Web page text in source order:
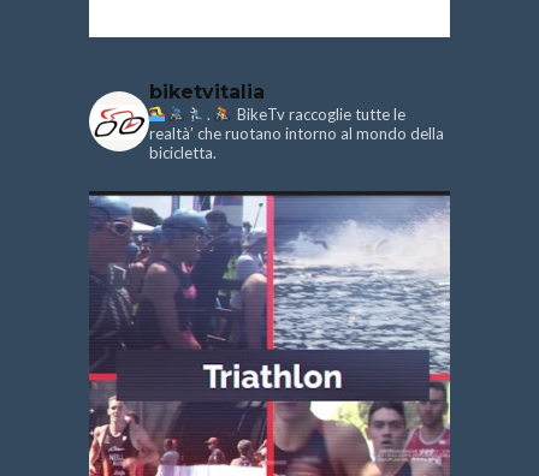
biketvitalia
.
BikeTv raccoglie tutte le
realtà’ che ruotano intorno al mondo della
bicicletta.